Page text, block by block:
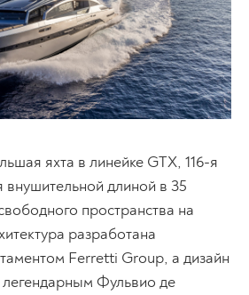
яхта в линейке GTX, 116-я
внушительной длиной в 35
пространства на
разработана
Ferretti Group, а дизайн
легендарным Фульвио де